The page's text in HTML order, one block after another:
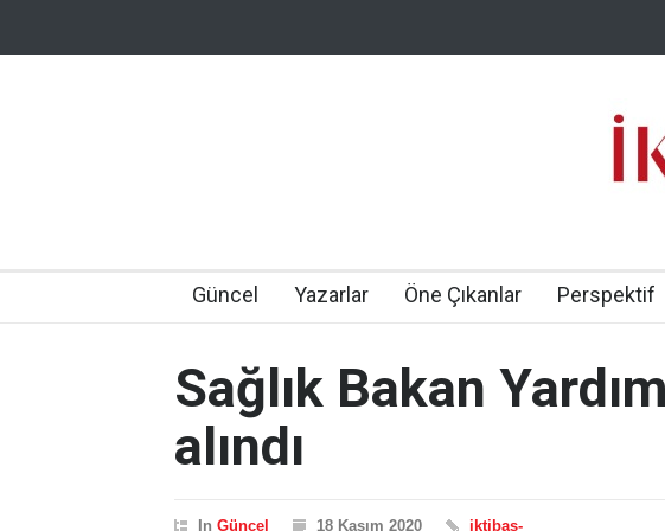
Güncel Yazarlar Öne Çıkanlar Perspektif
Sağlık Bakan
alındı
In Güncel 18 Kasım 2020 iktibas-